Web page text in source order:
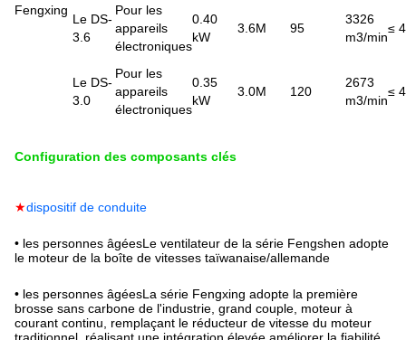
Fengxing
Le DS-
3.6
Pour les
appareils
électroniques
0.40
kW
3.6M 95
3326
m3/min
≤
Le DS-
3.0
Pour les
appareils
électroniques
0.35
kW
3.0M 120
2673
m3/min
≤
Configuration des composants clés
★dispositif de conduite
• les personnes âgéesLe ventilateur de la série Fengshen adopte
le moteur de la boîte de vitesses taïwanaise/allemande
• les personnes âgéesLa série Fengxing adopte la première
brosse sans carbone de l'industrie, grand couple, moteur à
courant continu, remplaçant le réducteur de vitesse du moteur